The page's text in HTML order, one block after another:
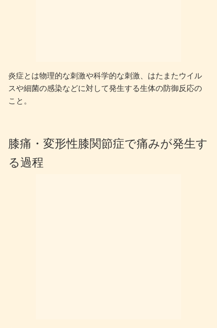
炎症とは物理的な刺激や科学的な刺激、はたまたウイル
スや細菌の感染などに対して発生する生体の防御反応の
こと。
膝痛・変形性膝関節症で痛みが発生す
る過程